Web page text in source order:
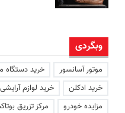
وبگردی
موتور آسانسور خرید دستگاه
خرید ادکلن
خرید لوازم
مزایده خودرو
مرکز تزریق